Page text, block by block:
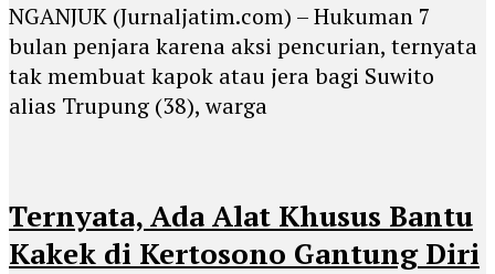
NGANJUK (Jurnaljatim.com) – Hukuman 7
bulan penjara karena aksi pencurian, ternyata
tak membuat kapok atau jera bagi Suwito
alias Trupung (38), warga
Ternyata, Ada Alat Khusus Bantu
Kakek di Kertosono Gantung Diri